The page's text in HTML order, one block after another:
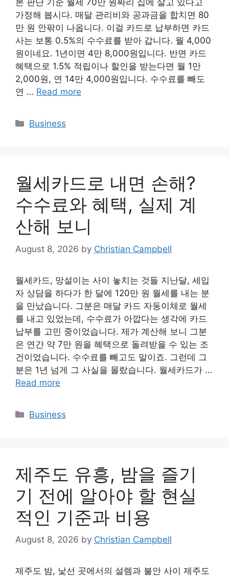
본 판단 기준 월세 70만 원짜리 집에 살고 있다고
가정해 봅시다. 매달 관리비와 공과금을 합치면 80
만 원 안팎이 나옵니다. 이걸 카드로 납부하면 카드
사는 보통 0.5%의 수수료를 받아 갑니다. 월 4,000
원이네요. 1년이면 4만 8,000원입니다. 반면 카드
혜택으로 1.5% 적립이나 할인을 받는다면 월 1만
2,000원, 연 14만 4,000원입니다. 수수료를 빼도
연 … Read more
Categories
Business
월세카드로 내면 손해?
수수료와 혜택, 실제 계
산해 보니
August 8, 2026 by Christian Campbell
월세카드, 망설이는 사이 놓치는 것들 지난달, 세입
자 상담을 하다가 한 달에 120만 원 월세를 내는 분
을 만났습니다. 그분은 매달 카드 자동이체로 월세
를 내고 있었는데, 수수료가 아깝다는 생각에 카드
납부를 고민 중이었습니다. 제가 계산해 보니 그분
은 연간 약 7만 원을 혜택으로 돌려받을 수 있는 조
건이었습니다. 수수료를 빼고도 말이죠. 그런데 그
분은 1년 넘게 그 사실을 몰랐습니다. 월세카드가 …
Read more
Categories
Business
제주도 유흥, 밤을 즐기
기 전에 알아야 할 현실
적인 기준과 비용
August 8, 2026 by Christian Campbell
제주도 밤, 낯선 곳에서의 설렘과 불안 사이 제주도